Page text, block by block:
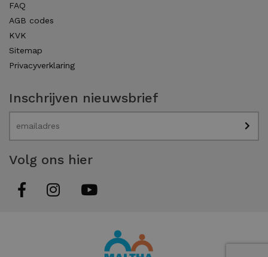
FAQ
AGB codes
KVK
Sitemap
Privacyverklaring
Inschrijven nieuwsbrief
Volg ons hier